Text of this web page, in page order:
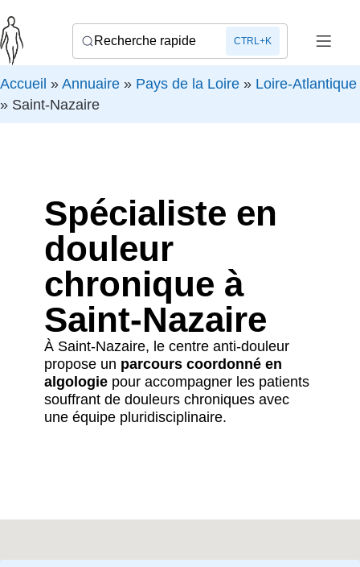
Recherche rapide CTRL+K
Accueil » Annuaire » Pays de la Loire » Loire-Atlantique
» Saint-Nazaire
Spécialiste en
douleur
chronique à
Saint-Nazaire
À Saint-Nazaire, le centre anti-douleur
propose un parcours coordonné en
algologie pour accompagner les patients
souffrant de douleurs chroniques avec
une équipe pluridisciplinaire.